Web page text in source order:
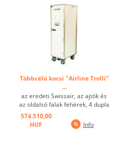
Többcélú kocsi "Airline Trolli"
...
az eredeti Swissair, az ajtók és
az oldalsó falak fehérek, 4 dupla
kerékkel, 3 kosár és 2 tálcatartó
574.510,00
HUF
Info